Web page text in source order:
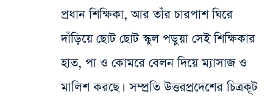
প্রধান শিক্ষিকা, আর তাঁর চারপাশ ঘিরে
দাঁড়িয়ে ছোট ছোট স্কুল পড়ুয়া সেই শিক্ষিকার
হাত, পা ও কোমরে বেলন দিয়ে ম্যাসাজ ও
মালিশ করছে। সম্প্রতি উত্তরপ্রদেশের চিত্রকূট